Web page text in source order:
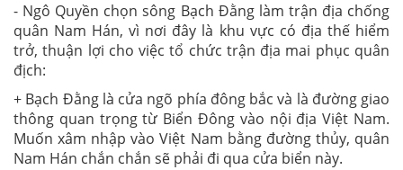
- Ngô Quyền chọn sông Bạch Đằng làm trận địa chống
quân Nam Hán, vì nơi đây là khu vực có địa thế hiểm
trở, thuận lợi cho việc tổ chức trận địa mai phục quân
địch:
+ Bạch Đằng là cửa ngõ phía đông bắc và là đường giao
thông quan trọng từ Biển Đông vào nội địa Việt Nam.
Muốn xâm nhập vào Việt Nam bằng đường thủy, quân
Nam Hán chắn chắn sẽ phải đi qua cửa biển này.